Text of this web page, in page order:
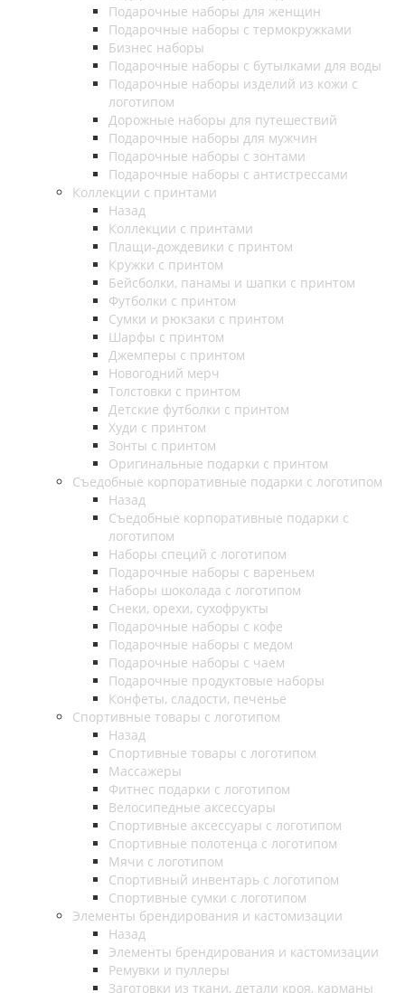
Подарочные наборы для женщин
Подарочные наборы с термокружками
Бизнес наборы
Подарочные наборы с бутылками для воды
Подарочные наборы изделий из кожи с
логотипом
Дорожные наборы для путешествий
Подарочные наборы для мужчин
Подарочные наборы с зонтами
Подарочные наборы с антистрессами
Коллекции с принтами
Назад
Коллекции с принтами
Плащи-дождевики с принтом
Кружки с принтом
Бейсболки, панамы и шапки с принтом
Футболки с принтом
Сумки и рюкзаки с принтом
Шарфы с принтом
Джемперы с принтом
Новогодний мерч
Толстовки с принтом
Детские футболки с принтом
Худи с принтом
Зонты с принтом
Оригинальные подарки с принтом
Съедобные корпоративные подарки с логотипом
Назад
Съедобные корпоративные подарки с
логотипом
Наборы специй с логотипом
Подарочные наборы с вареньем
Наборы шоколада с логотипом
Снеки, орехи, сухофрукты
Подарочные наборы с кофе
Подарочные наборы с медом
Подарочные наборы с чаем
Подарочные продуктовые наборы
Конфеты, сладости, печенье
Спортивные товары с логотипом
Назад
Спортивные товары с логотипом
Массажеры
Фитнес подарки с логотипом
Велосипедные аксессуары
Спортивные аксессуары с логотипом
Спортивные полотенца с логотипом
Мячи с логотипом
Спортивный инвентарь с логотипом
Спортивные сумки с логотипом
Элементы брендирования и кастомизации
Назад
Элементы брендирования и кастомизации
Ремувки и пуллеры
Заготовки из ткани, детали кроя, карманы